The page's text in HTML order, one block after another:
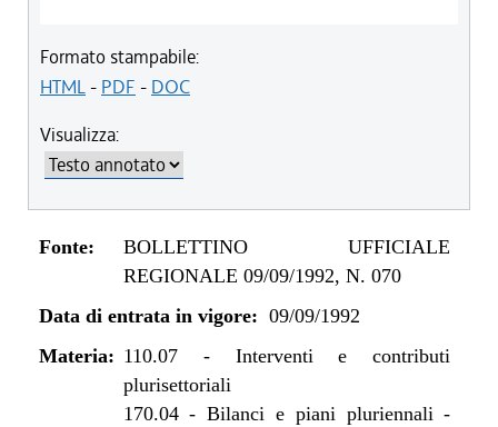
Formato stampabile:
HTML- PDF - DOC
Visualizza:
Fonte:
BOLLETTINO UFFICIALE
REGIONALE 09/09/1992, N. 070
Data di entrata in vigore: 09/09/1992
Materia: 110.07- Interventi e contributi
plurisettoriali
170.04-Bilanci e piani pluriennali -